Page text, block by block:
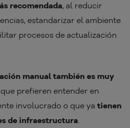
recomendada, al reducir
estandarizar el ambiente
procesos de actualización
manual también es muy
prefieren entender en
involucrado o que ya tienen
de infraestructura.